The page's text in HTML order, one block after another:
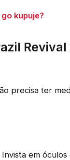
kupuje?
precisa ter
em